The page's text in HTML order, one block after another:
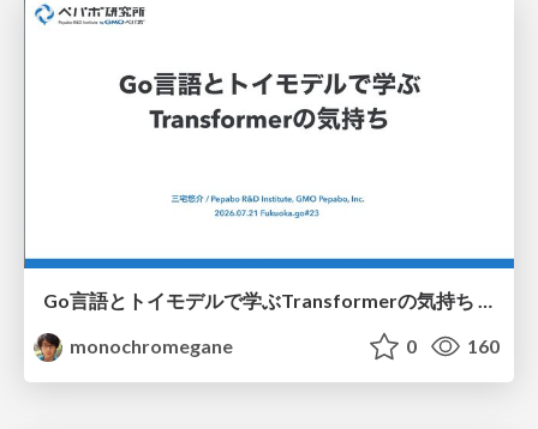
Go言語とトイモデルで学ぶTransformerの気持ち / fukuokago23-transformer
monochromegane
0 160